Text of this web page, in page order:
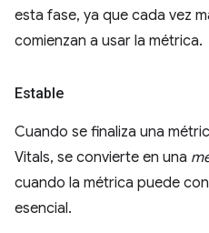
esta fase, ya que cada vez
comienzan a usar la métrica.
Estable
Cuando se finaliza una
Vitals, se convierte en una
cuando la métrica puede
esencial.